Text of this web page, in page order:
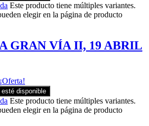
Este producto tiene múltiples variantes.
elegir en la página de producto
GRAN VÍA II, 19 ABRIL
¡Oferta!
disponible
Este producto tiene múltiples variantes.
elegir en la página de producto